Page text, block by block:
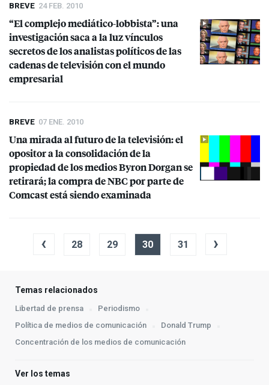
BREVE 24 FEB. 2010
“El complejo mediático-lobbista”: una
investigación saca a la luz vínculos
secretos de los analistas políticos de las
cadenas de televisión con el mundo
empresarial
BREVE 07 ENE. 2010
Una mirada al futuro de la televisión: el
opositor a la consolidación de la
propiedad de los medios Byron Dorgan se
retirará; la compra deNBCpor parte de
Comcast está siendo examinada
‹ 28 29 30 31 ›
Temas relacionados
Libertad de prensa
Periodismo
Política de medios de comunicación
Donald Trump
Concentración de los medios de comunicación
Ver los temas